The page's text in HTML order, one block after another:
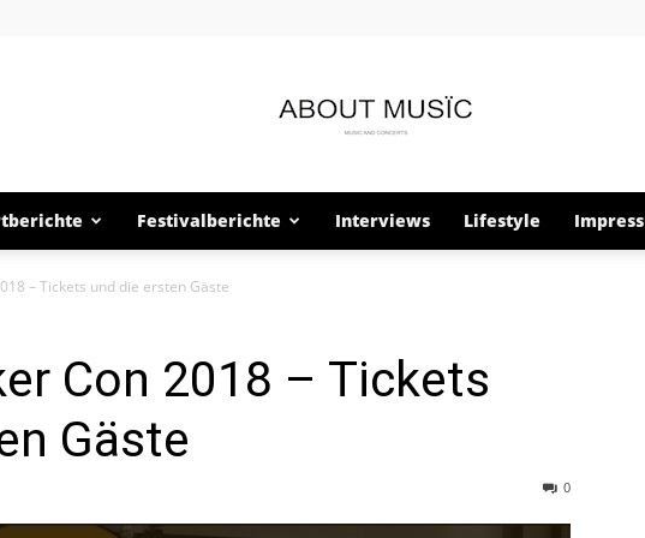
About
Musïc
Festivalberichte Interviews Lifestyle
– Tickets und die ersten Gäste
Con 2018 – Tickets
Gäste
0